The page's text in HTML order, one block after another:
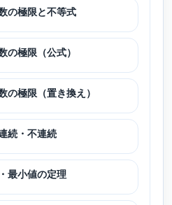
の極限と不等式
の極限（公式）
の極限（置き換え）
続・不連続
最小値の定理